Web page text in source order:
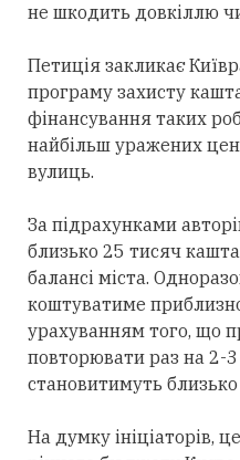
не шкодить довкіллю
Петиція закликає
програму захисту
фінансування таких
найбільш уражених
вулиць.
За підрахунками
близько 25 тисяч
балансі міста.
коштуватиме
урахуванням того, що
повторювати раз на 2-
становитимуть
На думку ініціаторів,